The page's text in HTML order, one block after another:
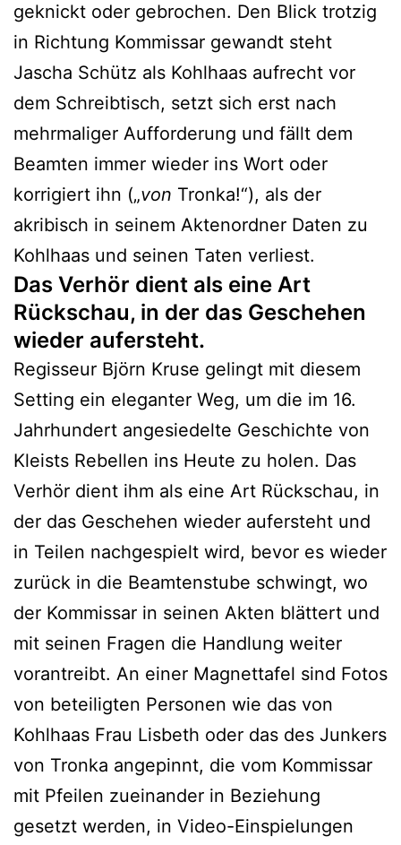
geknickt oder gebrochen. Den Blick trotzig
in Richtung Kommissar gewandt steht
Jascha Schütz als Kohlhaas aufrecht vor
dem Schreibtisch, setzt sich erst nach
mehrmaliger Aufforderung und fällt dem
Beamten immer wieder ins Wort oder
korrigiert ihn („von Tronka!“), als der
akribisch in seinem Aktenordner Daten zu
Kohlhaas und seinen Taten verliest.
Das Verhör dient als eine Art
Rückschau, in der das Geschehen
wieder aufersteht.
Regisseur Björn Kruse gelingt mit diesem
Setting ein eleganter Weg, um die im 16.
Jahrhundert angesiedelte Geschichte von
Kleists Rebellen ins Heute zu holen. Das
Verhör dient ihm als eine Art Rückschau, in
der das Geschehen wieder aufersteht und
in Teilen nachgespielt wird, bevor es wieder
zurück in die Beamtenstube schwingt, wo
der Kommissar in seinen Akten blättert und
mit seinen Fragen die Handlung weiter
vorantreibt. An einer Magnettafel sind Fotos
von beteiligten Personen wie das von
Kohlhaas Frau Lisbeth oder das des Junkers
von Tronka angepinnt, die vom Kommissar
mit Pfeilen zueinander in Beziehung
gesetzt werden, in Video-Einspielungen